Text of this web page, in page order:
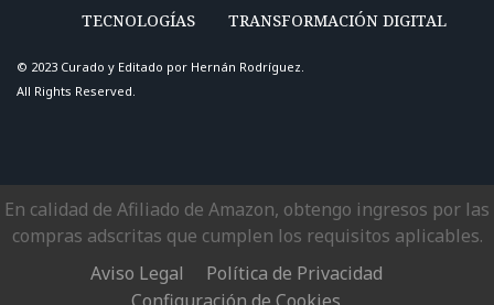
TECNOLOGÍAS TRANSFORMACIÓN DIGITAL
© 2023 Curado y Editado por Hernán Rodríguez.
All Rights Reserved.
En calidad de Afiliado de Amazon, obtengo ingresos por las
compras adscritas que cumplen los requisitos aplicables.
Aviso Legal
Política de Privacidad